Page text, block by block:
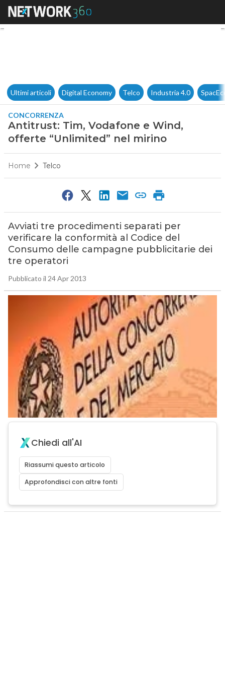
Antitrust: Tim, Vodafone e
Ultimi articoli Digital Economy Telco Industria 4.0
CONCORRENZA
Antitrust: Tim, Vodafone e Wind,
offerte “Unlimited” nel mirino
Home Telco
Avviati tre procedimenti separati per
verificare la conformità al Codice del
Consumo delle campagne pubblicitarie dei
tre operatori
Pubblicato il 24 Apr 2013
Chiedi all'AI
Riassumi questo articolo
Approfondisci con altre fonti